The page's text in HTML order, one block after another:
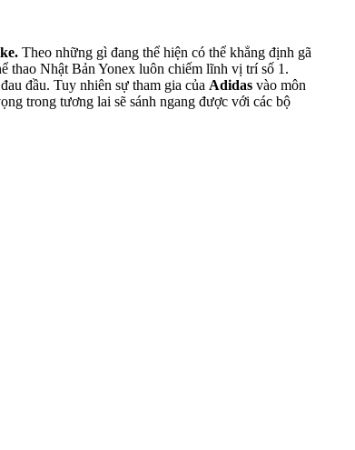
Theo những gì đang thể hiện có thể khẳng định gã
thao Nhật Bản Yonex luôn chiếm lĩnh vị trí số 1.
đầu. Tuy nhiên sự tham gia của Adidas vào môn
trong tương lai sẽ sánh ngang được với các bộ